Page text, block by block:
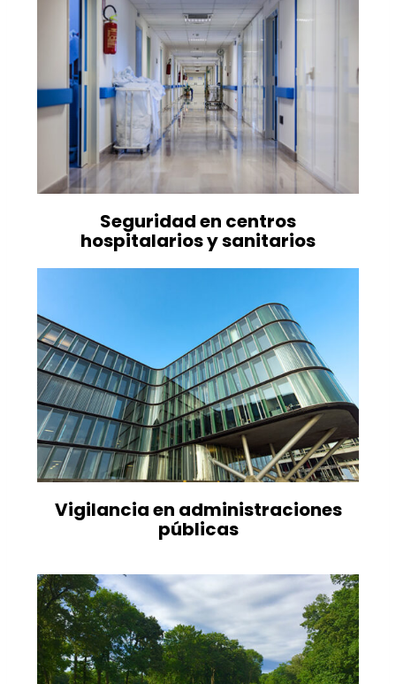
Seguridad en centros
hospitalarios y sanitarios
Vigilancia en administraciones
públicas